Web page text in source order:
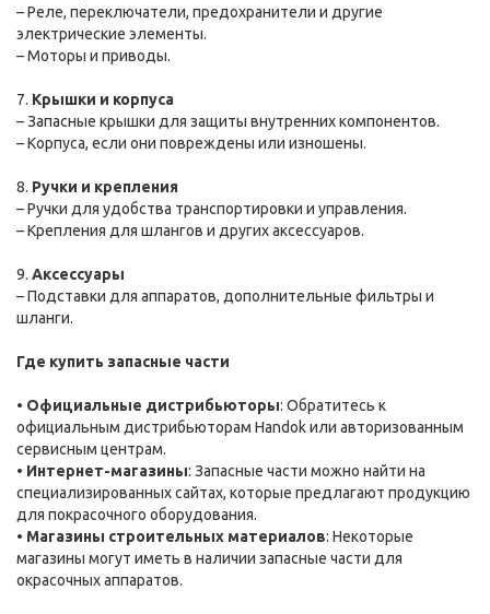
– Реле, переключатели, предохранители и другие
электрические элементы.
– Моторы и приводы.
7. Крышки и корпуса
– Запасные крышки для защиты внутренних компонентов.
– Корпуса, если они повреждены или изношены.
8. Ручки и крепления
– Ручки для удобства транспортировки и управления.
– Крепления для шлангов и других аксессуаров.
9. Аксессуары
– Подставки для аппаратов, дополнительные фильтры и
шланги.
Где купить запасные части
• Официальные дистрибьюторы: Обратитесь к
официальным дистрибьюторам Handok или авторизованным
сервисным центрам.
• Интернет-магазины: Запасные части можно найти на
специализированных сайтах, которые предлагают продукцию
для покрасочного оборудования.
• Магазины строительных материалов: Некоторые
магазины могут иметь в наличии запасные части для
окрасочных аппаратов.